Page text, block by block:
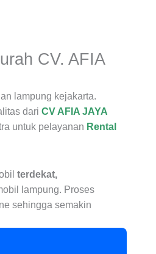
CV. AFIA
lampung kejakarta.
dari CV AFIA JAYA
untuk pelayanan Rental
terdekat,
lampung. Proses
sehingga semakin